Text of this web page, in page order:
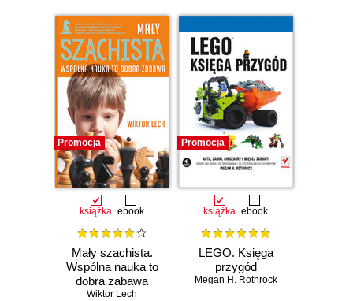
Promocja
książka ebook
Mały szachista.
Wspólna nauka to
dobra zabawa
Wiktor Lech
Promocja
książka ebook
LEGO. Księga
przygód
Megan H. Rothrock